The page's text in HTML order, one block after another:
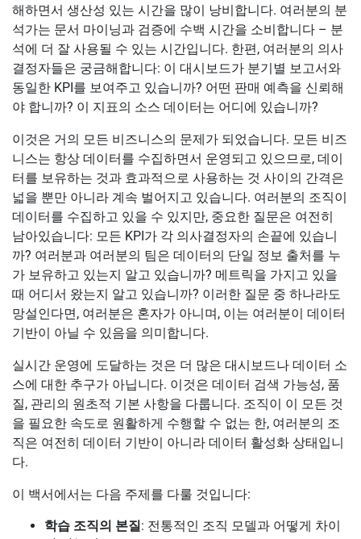
해하면서 생산성 있는 시간을 많이 낭비합니다. 여러분의 분
석가는 문서 마이닝과 검증에 수백 시간을 소비합니다 – 분
석에 더 잘 사용될 수 있는 시간입니다. 한편, 여러분의 의사
결정자들은 궁금해합니다: 이 대시보드가 분기별 보고서와
동일한 KPI를 보여주고 있습니까? 어떤 판매 예측을 신뢰해
야 합니까? 이 지표의 소스 데이터는 어디에 있습니까?
이것은 거의 모든 비즈니스의 문제가 되었습니다. 모든 비즈
니스는 항상 데이터를 수집하면서 운영되고 있으므로, 데이
터를 보유하는 것과 효과적으로 사용하는 것 사이의 간격은
넓을 뿐만 아니라 계속 벌어지고 있습니다. 여러분의 조직이
데이터를 수집하고 있을 수 있지만, 중요한 질문은 여전히
남아있습니다: 모든 KPI가 각 의사결정자의 손끝에 있습니
까? 여러분과 여러분의 팀은 데이터의 단일 정보 출처를 누
가 보유하고 있는지 알고 있습니까? 메트릭을 가지고 있을
때 어디서 왔는지 알고 있습니까? 이러한 질문 중 하나라도
망설인다면, 여러분은 혼자가 아니며, 이는 여러분이 데이터
기반이 아닐 수 있음을 의미합니다.
실시간 운영에 도달하는 것은 더 많은 대시보드나 데이터 소
스에 대한 추구가 아닙니다. 이것은 데이터 검색 가능성, 품
질, 관리의 원초적 기본 사항을 다룹니다. 조직이 이 모든 것
을 필요한 속도로 원활하게 수행할 수 없는 한, 여러분의 조
직은 여전히 데이터 기반이 아니라 데이터 활성화 상태입니
다.
이 백서에서는 다음 주제를 다룰 것입니다:
학습 조직의 본질: 전통적인 조직 모델과 어떻게 차이